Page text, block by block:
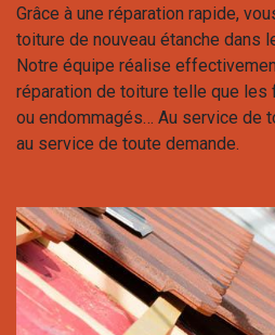
Grâce à une réparation rapide,
toiture de nouveau étanche dans
Notre équipe réalise
réparation de toiture telle que
ou endommagés… Au service de
au service de toute demande.